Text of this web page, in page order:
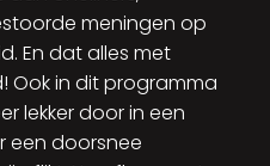
meningen op
En dat alles met
Ook in dit programma
lekker door in een
een doorsnee